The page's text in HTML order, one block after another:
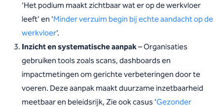
‘Het podium maakt zichtbaar wat er op de werkvloer
leeft’ en ‘Minder verzuim begin bij echte aandacht op de
werkvloer’.
Inzicht en systematische aanpak– Organisaties
gebruiken tools zoals scans, dashboards en
impactmetingen om gerichte verbeteringen door te
voeren. Deze aanpak maakt duurzame inzetbaarheid
meetbaar en beleidsrijk, Zie ook casus ‘Gezonder